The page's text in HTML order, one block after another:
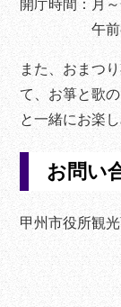
開庁時間：月
午前8時30
また、おまつ
て、お箏と歌
と一緒にお楽
お問い
甲州市役所観